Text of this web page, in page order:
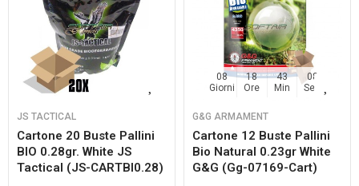
JS TACTICAL
Cartone 20 Buste Pallini
BIO 0.28gr. White JS
Tactical (JS-CARTBI0.28)
08
Giorni
18
Ore
43
Min
06
Sec
G&G ARMAMENT
Cartone 12 Buste Pallini
Bio Natural 0.23gr White
G&g (gg-07169-Cart)